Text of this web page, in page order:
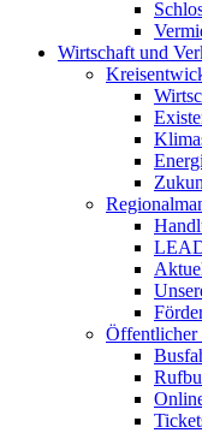
Wirtschaft und
Öffentlicher